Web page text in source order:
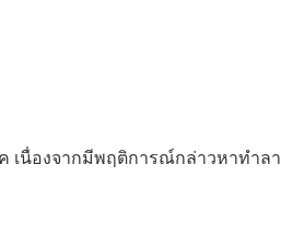
เนื่องจากมีพฤติการณ์กล่าวหาทำล